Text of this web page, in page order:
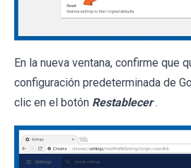
En la nueva ventana, confirme que
configuración predeterminada de
clic en el botón Restablecer .